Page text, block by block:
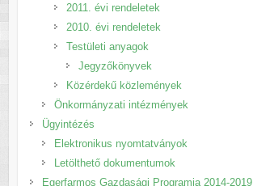
2011. évi rendeletek
2010. évi rendeletek
Testületi anyagok
Jegyzőkönyvek
Közérdekű közlemények
Önkormányzati intézmények
Ügyintézés
Elektronikus nyomtatványok
Letölthető dokumentumok
Egerfarmos Gazdasági Programja 2014-2019